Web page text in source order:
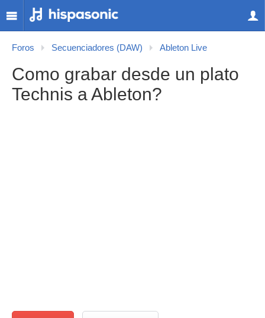
Foros Secuenciadores (DAW) Ableton Live
Como grabar desde un plato
Technis a Ableton?